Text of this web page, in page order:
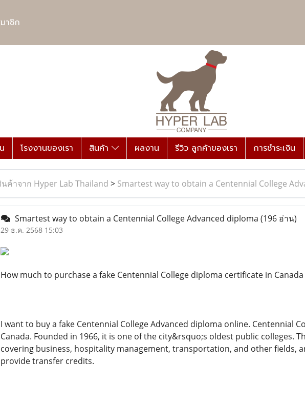
าชิก
โรงงานของเรา สินค้า ผลงาน รีวิว ลูกค้าของเรา การชำระเงิน
ค้าจาก Hyper Lab Thailand > Smartest way to obtain a Centennial College
Smartest way to obtain a Centennial College Advanced diploma (196 อ่าน)
29 ธ.ค. 2568 15:03
How much to purchase a fake Centennial College diploma certificate in Canada
I want to buy a fake Centennial College Advanced diploma online. Centennial
Canada. Founded in 1966, it is one of the city&rsquo;s oldest public colleges.
covering business, hospitality management, transportation, and other fields,
provide transfer credits.